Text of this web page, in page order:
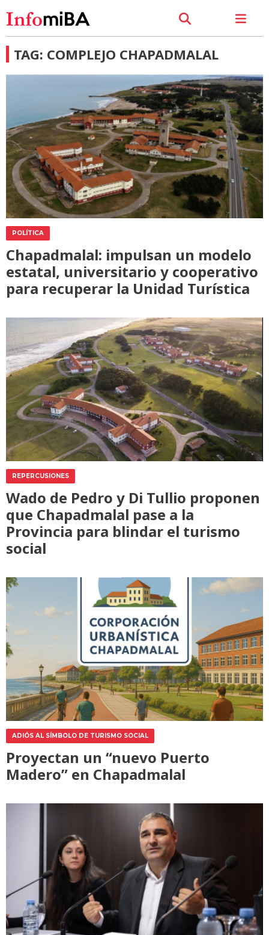
TAG: COMPLEJO CHAPADMALAL
POLÍTICA
Chapadmalal: impulsan un modelo
estatal, universitario y cooperativo
para recuperar la Unidad Turística
REPERCUSIONES
Wado de Pedro y Di Tullio proponen
que Chapadmalal pase a la
Provincia para blindar el turismo
social
ADIÓS AL SÍMBOLO DE TURISMO SOCIAL
Proyectan un “nuevo Puerto
Madero” en Chapadmalal